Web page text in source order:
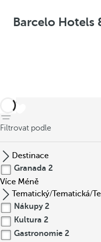
Barcelo Hotels
Zpět
Filtrovat podle
Destinace
Granada 2
Více Méně
Tematický/Tematická/
Nákupy 2
Kultura 2
Gastronomie 2